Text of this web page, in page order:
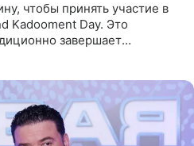
чтобы принять участие в
Kadooment Day. Это
завершает